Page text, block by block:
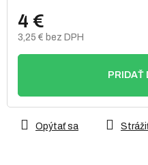
4 €
3,25 € bez DPH
Jednotková
PRIDAŤ
Opýtať sa